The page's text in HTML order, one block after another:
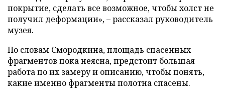
покрытие, сделать все возможное, чтобы холст не
получил деформации», – рассказал руководитель
музея.
По словам Смородкина, площадь спасенных
фрагментов пока неясна, предстоит большая
работа по их замеру и описанию, чтобы понять,
какие именно фрагменты полотна спасены.